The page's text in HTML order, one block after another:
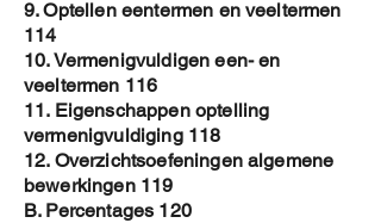
9. Optellen eentermen en veeltermen
114
10. Vermenigvuldigen een- en
veeltermen 116
11. Eigenschappen optelling
vermenigvuldiging 118
12. Overzichtsoefeningen algemene
bewerkingen 119
B. Percentages 120